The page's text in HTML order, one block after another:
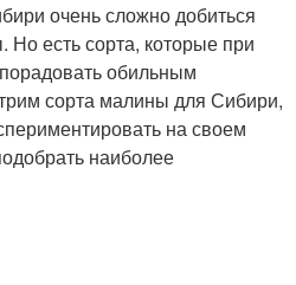
очень сложно добиться
есть сорта, которые при
обильным
сорта малины для Сибири,
на своем
наиболее